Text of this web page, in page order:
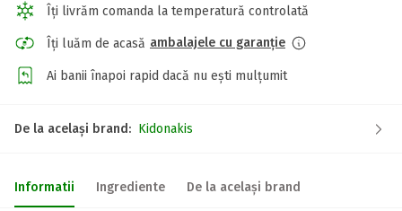
Îți livrăm comanda la temperatură controlată
Îți luăm de acasă ambalajele cu garanție
Ai banii înapoi rapid dacă nu ești mulțumit
De la același brand: Kidonakis
Informatii Ingrediente De la același brand